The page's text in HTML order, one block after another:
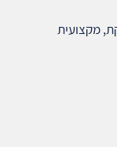
מקצועית